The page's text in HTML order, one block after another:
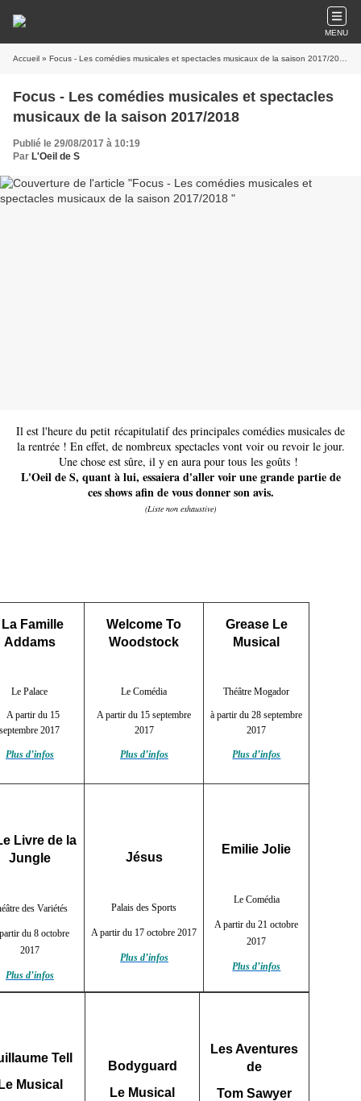
MENU
Accueil » Focus - Les comédies musicales et spectacles musicaux de la saison 2017/2018
Focus - Les comédies musicales et spectacles
musicaux de la saison 2017/2018
Publié le 29/08/2017 à 10:19
Par L'Oeil de S
Il est l'heure du petit récapitulatif des principales comédies musicales de
la rentrée ! En effet, de nombreux spectacles vont voir ou revoir le jour.
Une chose est sûre, il y en aura pour tous les goûts !
L'Oeil de S, quant à lui, essaiera d'aller voir une grande partie de
ces shows afin de vous donner son avis.
(Liste non exhaustive)
Famille
Addams
Le Palace
A partir du 15
septembre 2017
Plus d’infos
Welcome To
Woodstock
Le Comédia
A partir du 15 septembre
2017
Plus d’infos
Grease Le
Musical
Théâtre Mogador
à partir du 28 septembre
2017
Plus d’infos
Livre de la
Jungle
des Variétés
du 8 octobre
2017
Plus d’infos
Jésus
Palais des Sports
A partir du 17 octobre 2017
Plus d’infos
Emilie Jolie
Le Comédia
A partir du 21 octobre
2017
Plus d’infos
Tell
Musical
Bodyguard
Le Musical
Les Aventures
de
Tom Sawyer